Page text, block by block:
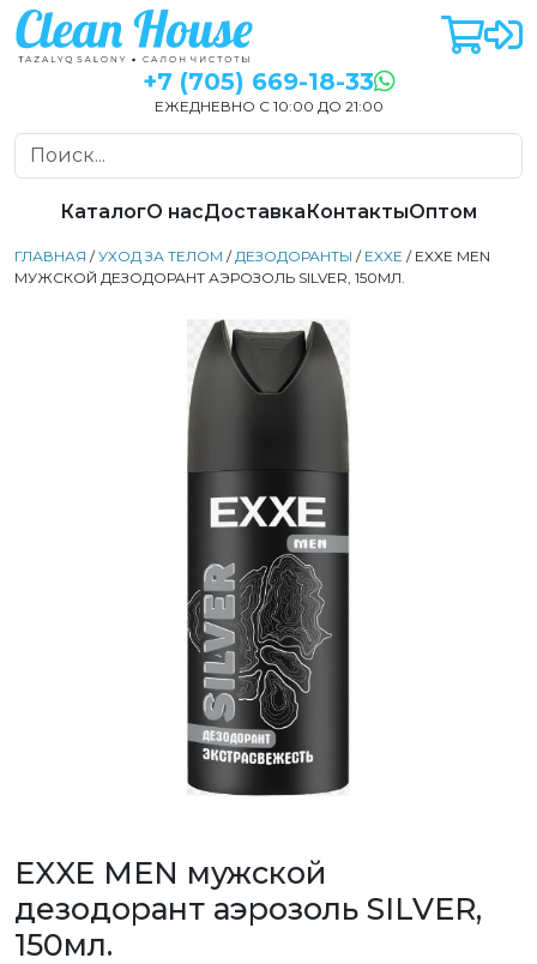
+7 (705) 669-18-33
ЕЖЕДНЕВНО С 10:00 ДО 21:00
КаталогО насДоставкаКонтактыОптом
ГЛАВНАЯ /УХОД ЗА ТЕЛОМ /ДЕЗОДОРАНТЫ / EXXE / EXXE MEN
МУЖСКОЙ ДЕЗОДОРАНТ АЭРОЗОЛЬ SILVER, 150МЛ.
EXXE MEN мужской
дезодорант аэрозоль SILVER,
150мл.